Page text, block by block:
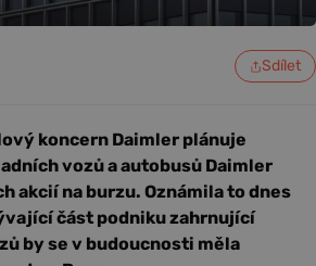
Sdílet
koncern Daimler plánuje
vozů a autobusů Daimler
akcií na burzu. Oznámila to dnes
část podniku zahrnující
by se v budoucnosti měla